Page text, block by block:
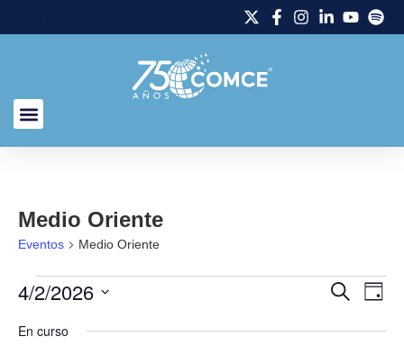
Medio Oriente
Eventos Medio Oriente
de
Buscar
Día
4/2/2026
la
fecha.
En curso